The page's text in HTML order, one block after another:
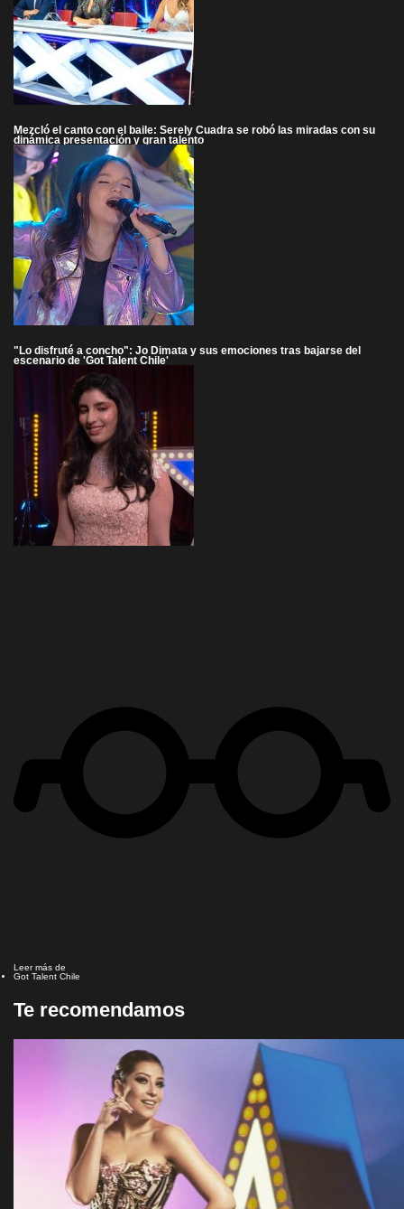
Mezcló el canto con el baile: Serely Cuadra se robó las miradas con su
dinámica presentación y gran talento
"Lo disfruté a concho": Jo Dimata y sus emociones tras bajarse del
escenario de 'Got Talent Chile'
Leer más de
Got Talent Chile
Te recomendamos